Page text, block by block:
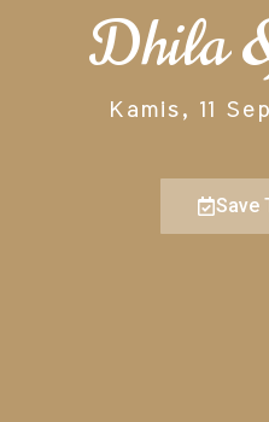
Dhila
Kamis, 11
Save